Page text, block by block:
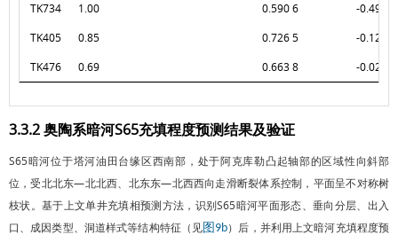
TK734 1.00 0.590 6 -0.490 4
TK405 0.85 0.726 5 -0.123 5
TK476 0.69 0.663 8 -0.026 2
3.3.2 奥陶系暗河S65充填程度预测结果及验证
S65暗河位于塔河油田台缘区西南部，处于阿克库勒凸起轴部的区域性向斜部
位，受北北东—北北西、北东东—北西西向走滑断裂体系控制，平面呈不对称树
枝状。基于上文单井充填相预测方法，识别S65暗河平面形态、垂向分层、出入
口、成因类型、洞道样式等结构特征（见图9b）后，并利用上文暗河充填程度预